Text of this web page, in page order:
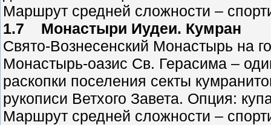
Маршрут средней сложности –
1.7 Монастыри Иудеи. Кумран
Свято-Вознесенский Монастырь на
Монастырь-оазис Св. Герасима –
раскопки поселения секты
рукописи Ветхого Завета. Опция:
Маршрут средней сложности –